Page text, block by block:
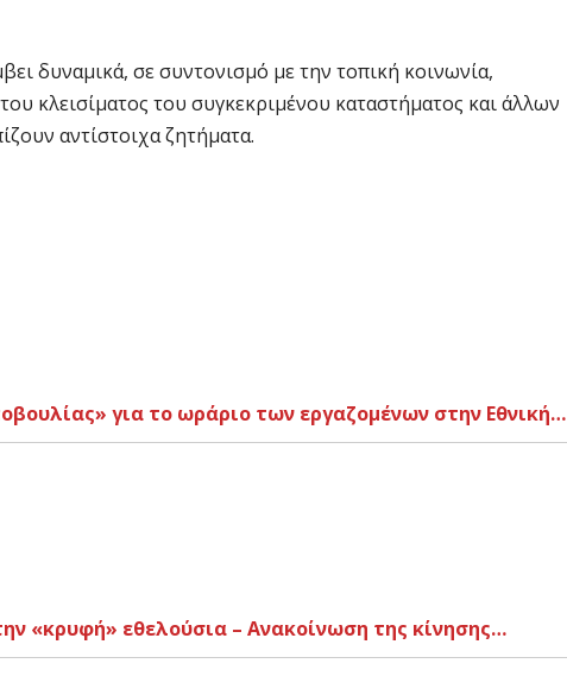
δυναμικά, σε συντονισμό με την τοπική κοινωνία,
κλεισίματος του συγκεκριμένου καταστήματος και άλλων
αντίστοιχα ζητήματα.
για το ωράριο των εργαζομένων στην Εθνική…
«κρυφή» εθελούσια – Ανακοίνωση της κίνησης…